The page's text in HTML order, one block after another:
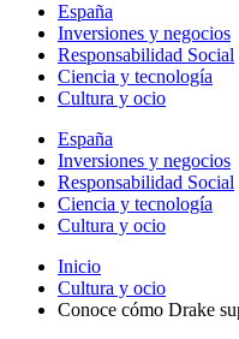
España
Inversiones y negocios
Responsabilidad Social
Ciencia y tecnología
Cultura y ocio
España
Inversiones y negocios
Responsabilidad Social
Ciencia y tecnología
Cultura y ocio
Inicio
Cultura y ocio
Conoce cómo Drake